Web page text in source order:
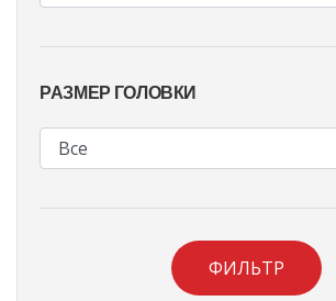
РАЗМЕР ГОЛОВКИ
ФИЛЬТР